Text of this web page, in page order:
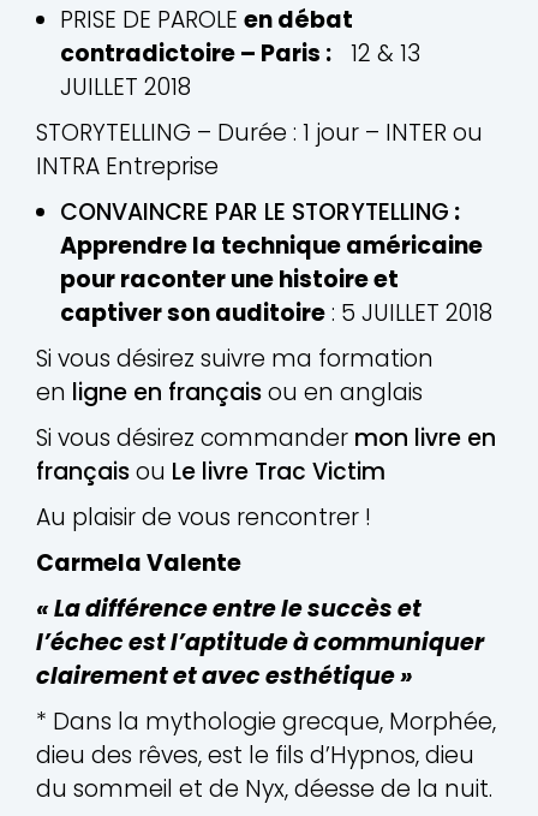
PRISE DE PAROLE en débat
contradictoire – Paris : 12 & 13
JUILLET 2018
STORYTELLING – Durée : 1 jour – INTER ou
INTRA Entreprise
CONVAINCRE PAR LE STORYTELLING :
Apprendre la technique américaine
pour raconter une histoire et
captiver son auditoire: 5 JUILLET 2018
Si vous désirez suivre ma formation
en ligne en françaisou en anglais
Si vous désirez commander mon livre en
françaisou Le livre Trac Victim
Au plaisir de vous rencontrer !
Carmela Valente
« La différence entre le succès et
l’échec est l’aptitude à communiquer
clairement et avec esthétique »
* Dans la mythologie grecque, Morphée,
dieu des rêves, est le fils d’Hypnos, dieu
du sommeil et de Nyx, déesse de la nuit.